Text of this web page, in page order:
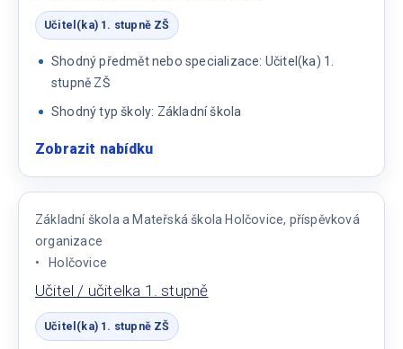
Učitel(ka) 1. stupně ZŠ
Shodný předmět nebo specializace: Učitel(ka) 1.
stupně ZŠ
Shodný typ školy: Základní škola
Zobrazit nabídku:
1.
stupně
Základní škola a Mateřská škola Holčovice, příspěvková
organizace
Holčovice
Učitel / učitelka 1. stupně
Učitel(ka) 1. stupně ZŠ